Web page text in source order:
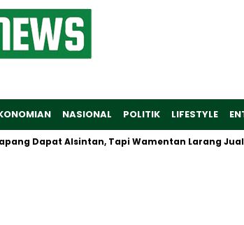
NASIONAL POLITIK LIFESTYLE
Alsintan, Tapi Wamentan Larang Jual-Beli